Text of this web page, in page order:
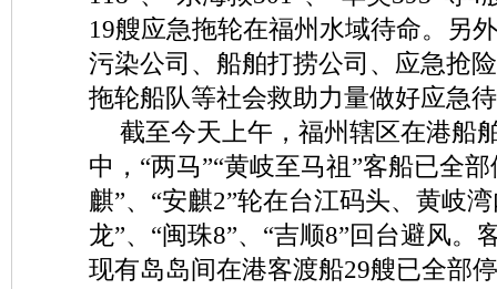
19艘应急拖轮在福州水域待命。另
污染公司、船舶打捞公司、应急抢
拖轮船队等社会救助力量做好应急
截至今天上午，福州辖区在港船
中，“两马”“黄岐至马祖”客船已全
麒”、“安麒2”轮在台江码头、黄岐
龙”、“闽珠8”、“吉顺8”回台避风。
现有岛岛间在港客渡船29艘已全部